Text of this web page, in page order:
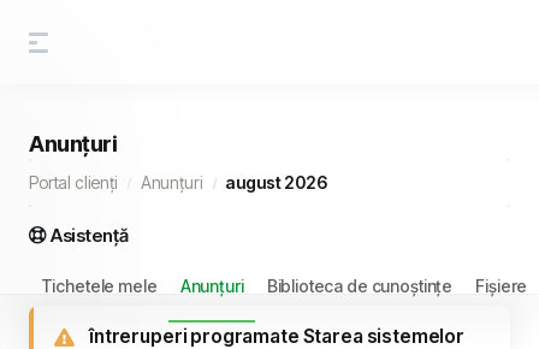
Anunțuri
Portal clienți Anunțuri august 2026
Asistență
Tichetele mele Anunțuri Biblioteca de cunoștințe Fișiere
întreruperi programate Starea sistemelor